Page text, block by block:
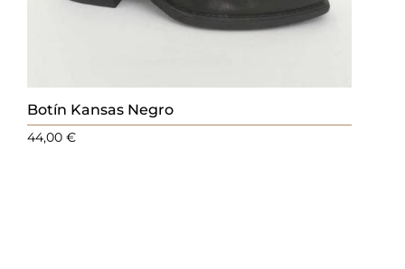
Botín Kansas Negro
44,00€